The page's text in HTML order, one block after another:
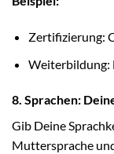
Zertifizierung:
Weiterbildung:
8. Sprachen:
Gib Deine
Muttersprache